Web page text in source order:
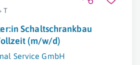
T
Schaltschrankbau
(m/w/d)
Service GmbH